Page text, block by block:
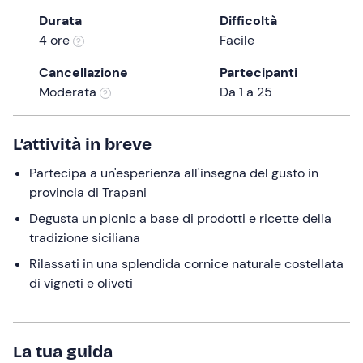
question
get
the
keyboard
shortcuts
changing
dates.
Durata
4 ore
Difficoltà
Facile
Cancellazione
Moderata
Partecipanti
Da 1 a 25
L’attività in breve
Partecipa a un'esperienza all'insegna del gusto in
provincia di Trapani
Degusta un picnic a base di prodotti e ricette della
tradizione siciliana
Rilassati in una splendida cornice naturale costellata
di vigneti e oliveti
La tua guida